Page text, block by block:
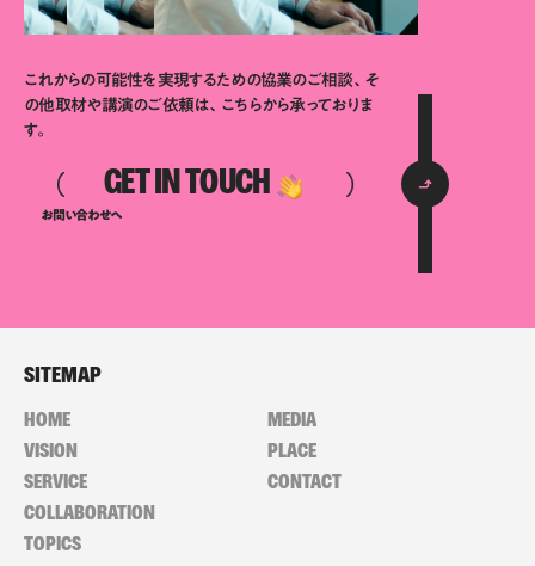
これからの可能性を実現するための協業のご相談、そ
の他取材や講演のご依頼は、こちらから承っておりま
す。
GET IN TOUCH
お問い合わせへ
SITEMAP
HOME
VISION
SERVICE
COLLABORATION
TOPICS
MEDIA
PLACE
CONTACT